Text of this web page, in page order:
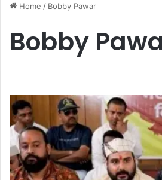
Home / Bobby Pawar
Bobby